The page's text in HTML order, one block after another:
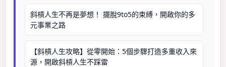
斜槓人生不再是夢想！ 擺脫9to5的束縛，開啟你的多
元事業之路
【斜槓人生攻略】從零開始：5個步驟打造多重收入來
源，開啟斜槓人生不踩雷